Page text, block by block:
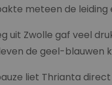
meteen de leiding
uit Zwolle gaf veel
de geel-blauwen
liet Thrianta